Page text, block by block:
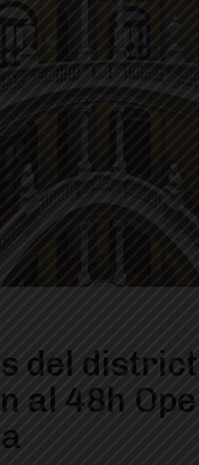
del
al 48h